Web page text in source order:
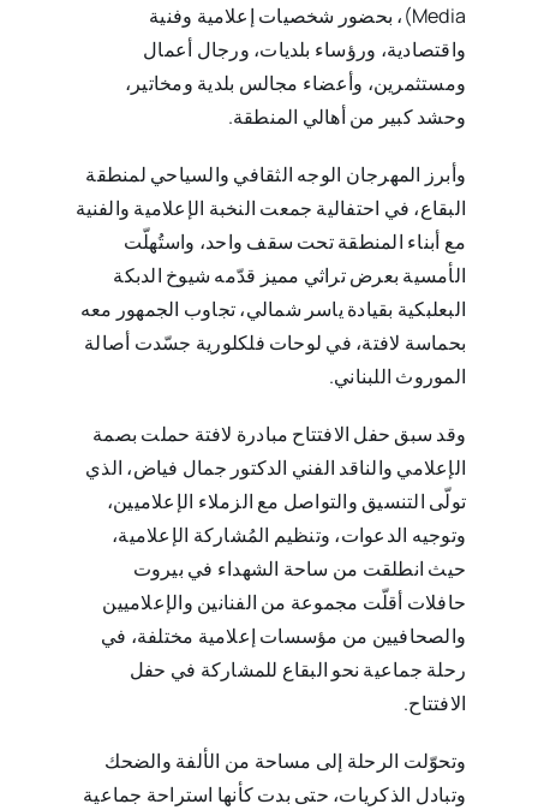
Media)، بحضور شخصيات إعلامية وفنية
واقتصادية، ورؤساء بلديات، ورجال أعمال
ومستثمرين، وأعضاء مجالس بلدية ومخاتير،
وحشد كبير من أهالي المنطقة.
وأبرز المهرجان الوجه الثقافي والسياحي لمنطقة
البقاع، في احتفالية جمعت النخبة الإعلامية والفنية
مع أبناء المنطقة تحت سقف واحد، واستُهلّت
الأمسية بعرض تراثي مميز قدّمه شيوخ الدبكة
البعلبكية بقيادة ياسر شمالي، تجاوب الجمهور معه
بحماسة لافتة، في لوحات فلكلورية جسّدت أصالة
الموروث اللبناني.
وقد سبق حفل الافتتاح مبادرة لافتة حملت بصمة
الإعلامي والناقد الفني الدكتور جمال فياض، الذي
تولّى التنسيق والتواصل مع الزملاء الإعلاميين،
وتوجيه الدعوات، وتنظيم المُشاركة الإعلامية،
حيث انطلقت من ساحة الشهداء في بيروت
حافلات أقلّت مجموعة من الفنانين والإعلاميين
والصحافيين من مؤسسات إعلامية مختلفة، في
رحلة جماعية نحو البقاع للمشاركة في حفل
الافتتاح.
وتحوّلت الرحلة إلى مساحة من الألفة والضحك
وتبادل الذكريات، حتى بدت كأنها استراحة جماعية